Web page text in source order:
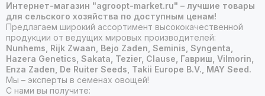
Интернет-магазин "agroopt-market.ru" – лучшие товары
для сельского хозяйства по доступным ценам!
Предлагаем широкий ассортимент высококачественной
продукции от ведущих мировых производителей:
Nunhems, Rijk Zwaan, Bejo Zaden, Seminis, Syngenta,
Hazera Genetics, Sakata, Tezier, Clause, Гавриш, Vilmorin,
Enza Zaden, De Ruiter Seeds, Takii Europe B.V., MAY Seed.
Мы – эксперты в семенах овощей!
С нами вы получите: